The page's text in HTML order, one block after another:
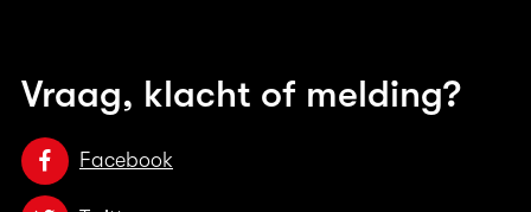
Vraag, klacht of melding?
Facebook